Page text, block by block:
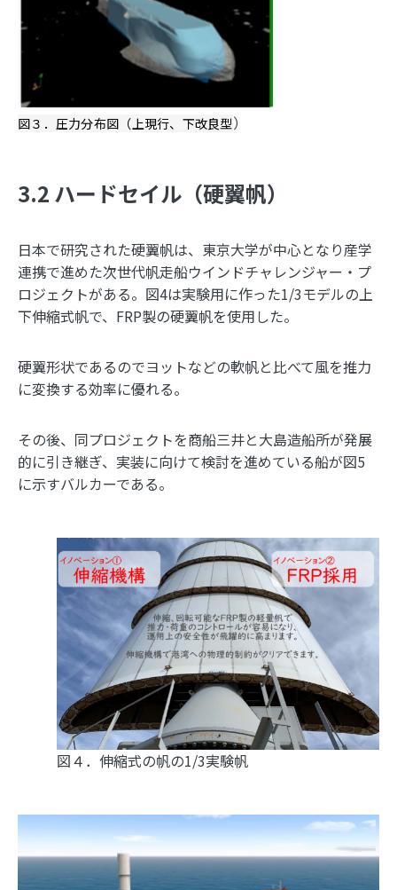
図３．圧力分布図（上現行、下改良型）
3.2 ハードセイル（硬翼帆）
日本で研究された硬翼帆は、東京大学が中心となり産学
連携で進めた次世代帆走船ウインドチャレンジャー・プ
ロジェクトがある。図4は実験用に作った1/3モデルの上
下伸縮式帆で、FRP製の硬翼帆を使用した。
硬翼形状であるのでヨットなどの軟帆と比べて風を推力
に変換する効率に優れる。
その後、同プロジェクトを商船三井と大島造船所が発展
的に引き継ぎ、実装に向けて検討を進めている船が図5
に示すバルカーである。
図４．伸縮式の帆の1/3実験帆